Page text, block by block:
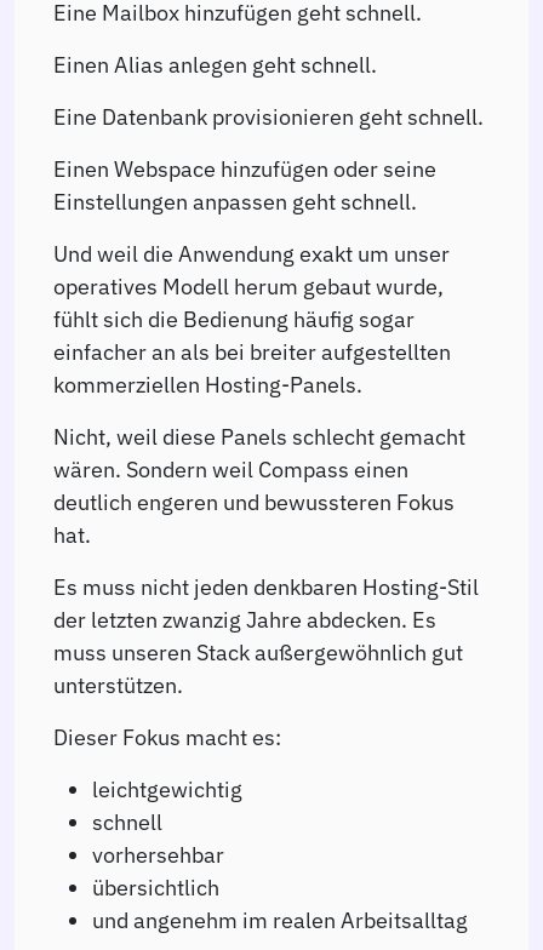
Eine Mailbox hinzufügen geht schnell.
Einen Alias anlegen geht schnell.
Eine Datenbank provisionieren geht schnell.
Einen Webspace hinzufügen oder seine
Einstellungen anpassen geht schnell.
Und weil die Anwendung exakt um unser
operatives Modell herum gebaut wurde,
fühlt sich die Bedienung häufig sogar
einfacher an als bei breiter aufgestellten
kommerziellen Hosting-Panels.
Nicht, weil diese Panels schlecht gemacht
wären. Sondern weil Compass einen
deutlich engeren und bewussteren Fokus
hat.
Es muss nicht jeden denkbaren Hosting-Stil
der letzten zwanzig Jahre abdecken. Es
muss unseren Stack außergewöhnlich gut
unterstützen.
Dieser Fokus macht es:
leichtgewichtig
schnell
vorhersehbar
übersichtlich
und angenehm im realen Arbeitsalltag